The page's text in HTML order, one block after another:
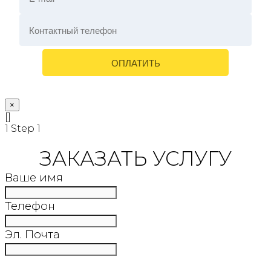
×
[]
1 Step 1
ЗАКАЗАТЬ УСЛУГУ
Ваше имя
Телефон
Эл. Почта